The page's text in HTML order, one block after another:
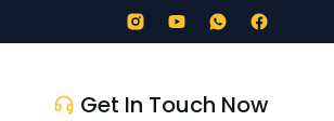
Get In Touch Now